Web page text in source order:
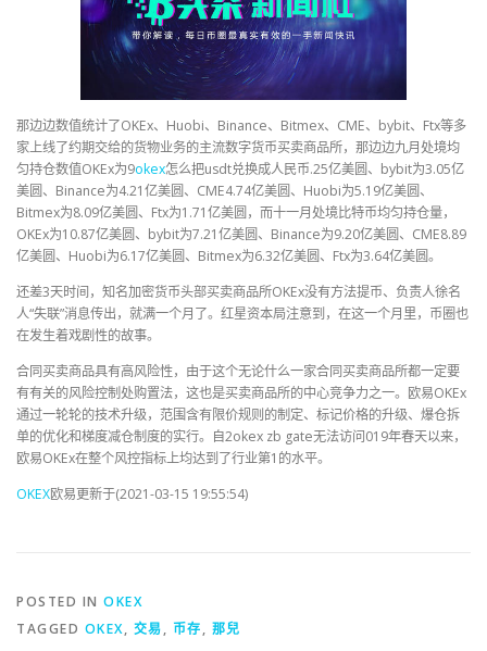
那边边数值统计了OKEx、Huobi、Binance、Bitmex、CME、bybit、Ftx等多
家上线了约期交给的货物业务的主流数字货币买卖商品所，那边边九月处境均
匀持仓数值OKEx为9okex怎么把usdt兑换成人民币.25亿美圆、bybit为3.05亿
美圆、Binance为4.21亿美圆、CME4.74亿美圆、Huobi为5.19亿美圆、
Bitmex为8.09亿美圆、Ftx为1.71亿美圆，而十一月处境比特币均匀持仓量，
OKEx为10.87亿美圆、bybit为7.21亿美圆、Binance为9.20亿美圆、CME8.89
亿美圆、Huobi为6.17亿美圆、Bitmex为6.32亿美圆、Ftx为3.64亿美圆。
还差3天时间，知名加密货币头部买卖商品所OKEx没有方法提币、负责人徐名
人“失联”消息传出，就满一个月了。红星资本局注意到，在这一个月里，币圈也
在发生着戏剧性的故事。
合同买卖商品具有高风险性，由于这个无论什么一家合同买卖商品所都一定要
有有关的风险控制处购置法，这也是买卖商品所的中心竞争力之一。欧易OKEx
通过一轮轮的技术升级，范围含有限价规则的制定、标记价格的升级、爆仓拆
单的优化和梯度减仓制度的实行。自2okex zb gate无法访问019年春天以来，
欧易OKEx在整个风控指标上均达到了行业第1的水平。
OKEX欧易更新于(2021-03-15 19:55:54)
POSTED IN OKEX
TAGGED OKEX, 交易, 币存, 那兒